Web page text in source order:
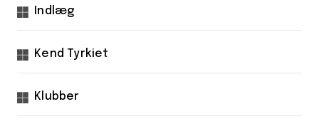
Indlæg
Kend Tyrkiet
Klubber